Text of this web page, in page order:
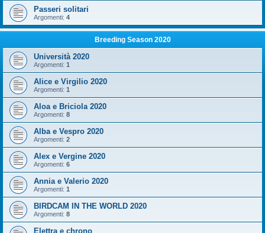
Passeri solitari
Argomenti: 4
Breeding Season 2020
Università 2020
Argomenti: 1
Alice e Virgilio 2020
Argomenti: 1
Aloa e Briciola 2020
Argomenti: 8
Alba e Vespro 2020
Argomenti: 2
Alex e Vergine 2020
Argomenti: 6
Annia e Valerio 2020
Argomenti: 1
BIRDCAM IN THE WORLD 2020
Argomenti: 8
Elettra e chrono